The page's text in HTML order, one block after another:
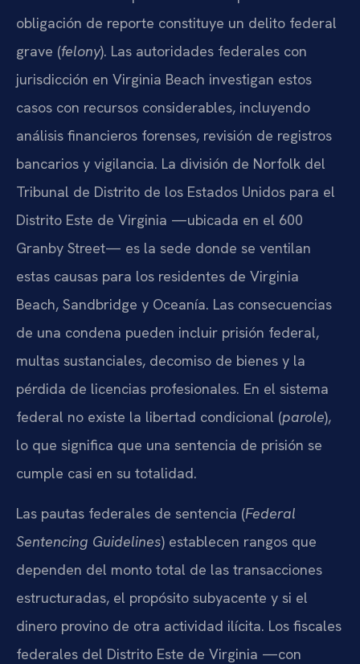
obligación de reporte constituye un delito federal
grave (felony). Las autoridades federales con
jurisdicción en Virginia Beach investigan estos
casos con recursos considerables, incluyendo
análisis financieros forenses, revisión de registros
bancarios y vigilancia. La división de Norfolk del
Tribunal de Distrito de los Estados Unidos para el
Distrito Este de Virginia —ubicada en el 600
Granby Street— es la sede donde se ventilan
estas causas para los residentes de Virginia
Beach, Sandbridge y Oceanía. Las consecuencias
de una condena pueden incluir prisión federal,
multas sustanciales, decomiso de bienes y la
pérdida de licencias profesionales. En el sistema
federal no existe la libertad condicional (parole),
lo que significa que una sentencia de prisión se
cumple casi en su totalidad.
Las pautas federales de sentencia (Federal
Sentencing Guidelines) establecen rangos que
dependen del monto total de las transacciones
estructuradas, el propósito subyacente y si el
dinero provino de otra actividad ilícita. Los fiscales
federales del Distrito Este de Virginia —con